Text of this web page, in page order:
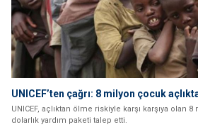
UNICEF’ten çağrı: 8 milyon çocuk
UNICEF, açlıktan ölme riskiyle karşı karşıya olan
dolarlık yardım paketi talep etti.